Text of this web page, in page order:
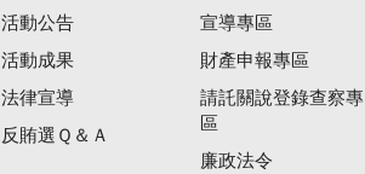
活動公告
活動成果
法律宣導
反賄選Ｑ＆Ａ
宣導專區
財產申報專區
請託關說登錄查察專
區
廉政法令